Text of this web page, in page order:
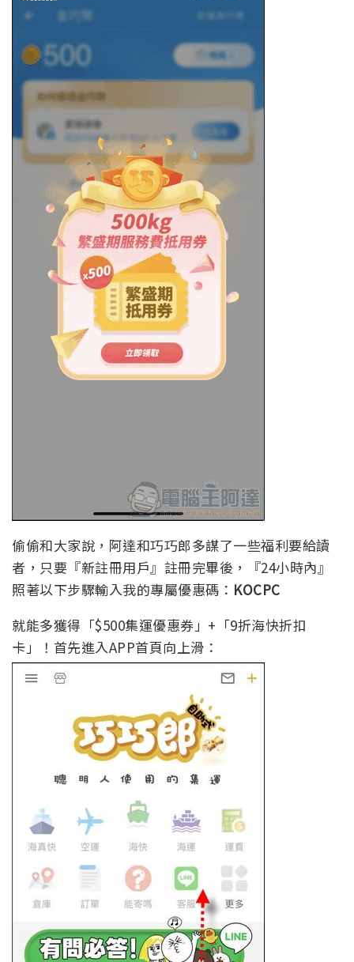
偷偷和大家說，阿達和巧巧郎多謀了一些福利要給讀
者，只要『新註冊用戶』註冊完畢後，『24小時內』
照著以下步驟輸入我的專屬優惠碼： KOCPC
就能多獲得「$500集運優惠券」+「9折海快折扣
卡」！ 首先進入APP首頁向上滑：